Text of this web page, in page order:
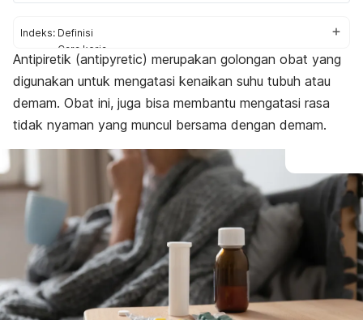
Indeks: Definisi
Cara kerja
Kapann diberikan?
Efek samping
Jenis
Peringatan dan perhatian
Antipiretik (antipyretic) merupakan golongan obat yang
digunakan untuk mengatasi kenaikan suhu tubuh atau
demam. Obat ini, juga bisa membantu mengatasi rasa
tidak nyaman yang muncul bersama dengan demam.